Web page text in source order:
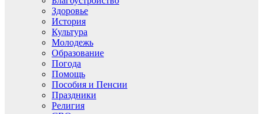
Здоровье
История
Культура
Молодежь
Образование
Погода
Помощь
Пособия и Пенсии
Праздники
Религия